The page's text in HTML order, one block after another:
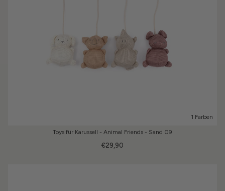
1 Farben
Toys für Karussell - Animal Friends - Sand 09
€29,90